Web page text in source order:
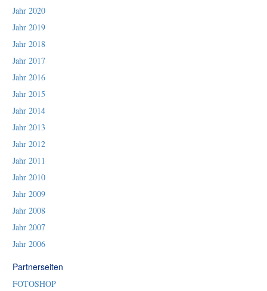
Jahr 2020
Jahr 2019
Jahr 2018
Jahr 2017
Jahr 2016
Jahr 2015
Jahr 2014
Jahr 2013
Jahr 2012
Jahr 2011
Jahr 2010
Jahr 2009
Jahr 2008
Jahr 2007
Jahr 2006
Partnerseiten
FOTOSHOP